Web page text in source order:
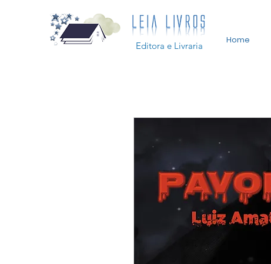
Home
Editora e Livraria